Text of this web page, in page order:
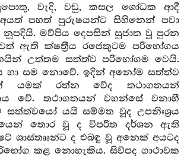
වැදි, වඩු, කසල ශෝධක ආදී
පහත් පුරුෂයන්ට සිහිනෙන් පවා
මව්පිය දෙපසින් සුජාත වූ පුරන
ඇති ක්ෂත්‍රීය රජෙකුටම පරිභෝගය
උත්තම සත්ත්ව පරිභෝගම වෙයි.
හා සම නොවේ. ඉදින් අනෝම සත්ත්ව
යමක් රත්න වේද තථාගතයන්
වේ. තථාගතයන් වහන්සේ වනාහී
යයි සම්මත වූද උපනිඃශ්‍රය
තොර වූ ද විපරීත දර්ශන ඇති
ශාස්තෲන්ට ද එබඳු වූ අනෙක් අයටද
කළ නොහැකිය. සිව්පද ගාථාවක